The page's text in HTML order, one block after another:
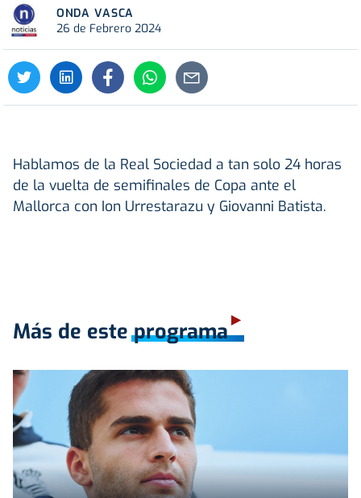
ONDA VASCA
26 de Febrero 2024
Hablamos de la Real Sociedad a tan solo 24 horas
de la vuelta de semifinales de Copa ante el
Mallorca con Ion Urrestarazu y Giovanni Batista.
Más de este programa